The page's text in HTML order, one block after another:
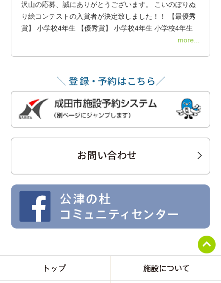
沢山の応募、誠にありがとうございます。 こいのぼりぬ
り絵コンテストの入賞者が決定致しました！！ 【最優秀
賞】 小学校4年生 【優秀賞】 小学校4年生 小学校4年生
more...